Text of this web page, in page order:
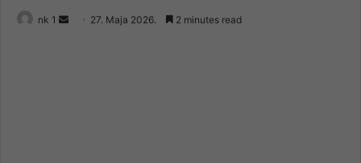
nk 1
Send 27. Maja 2026. 2 minutes read